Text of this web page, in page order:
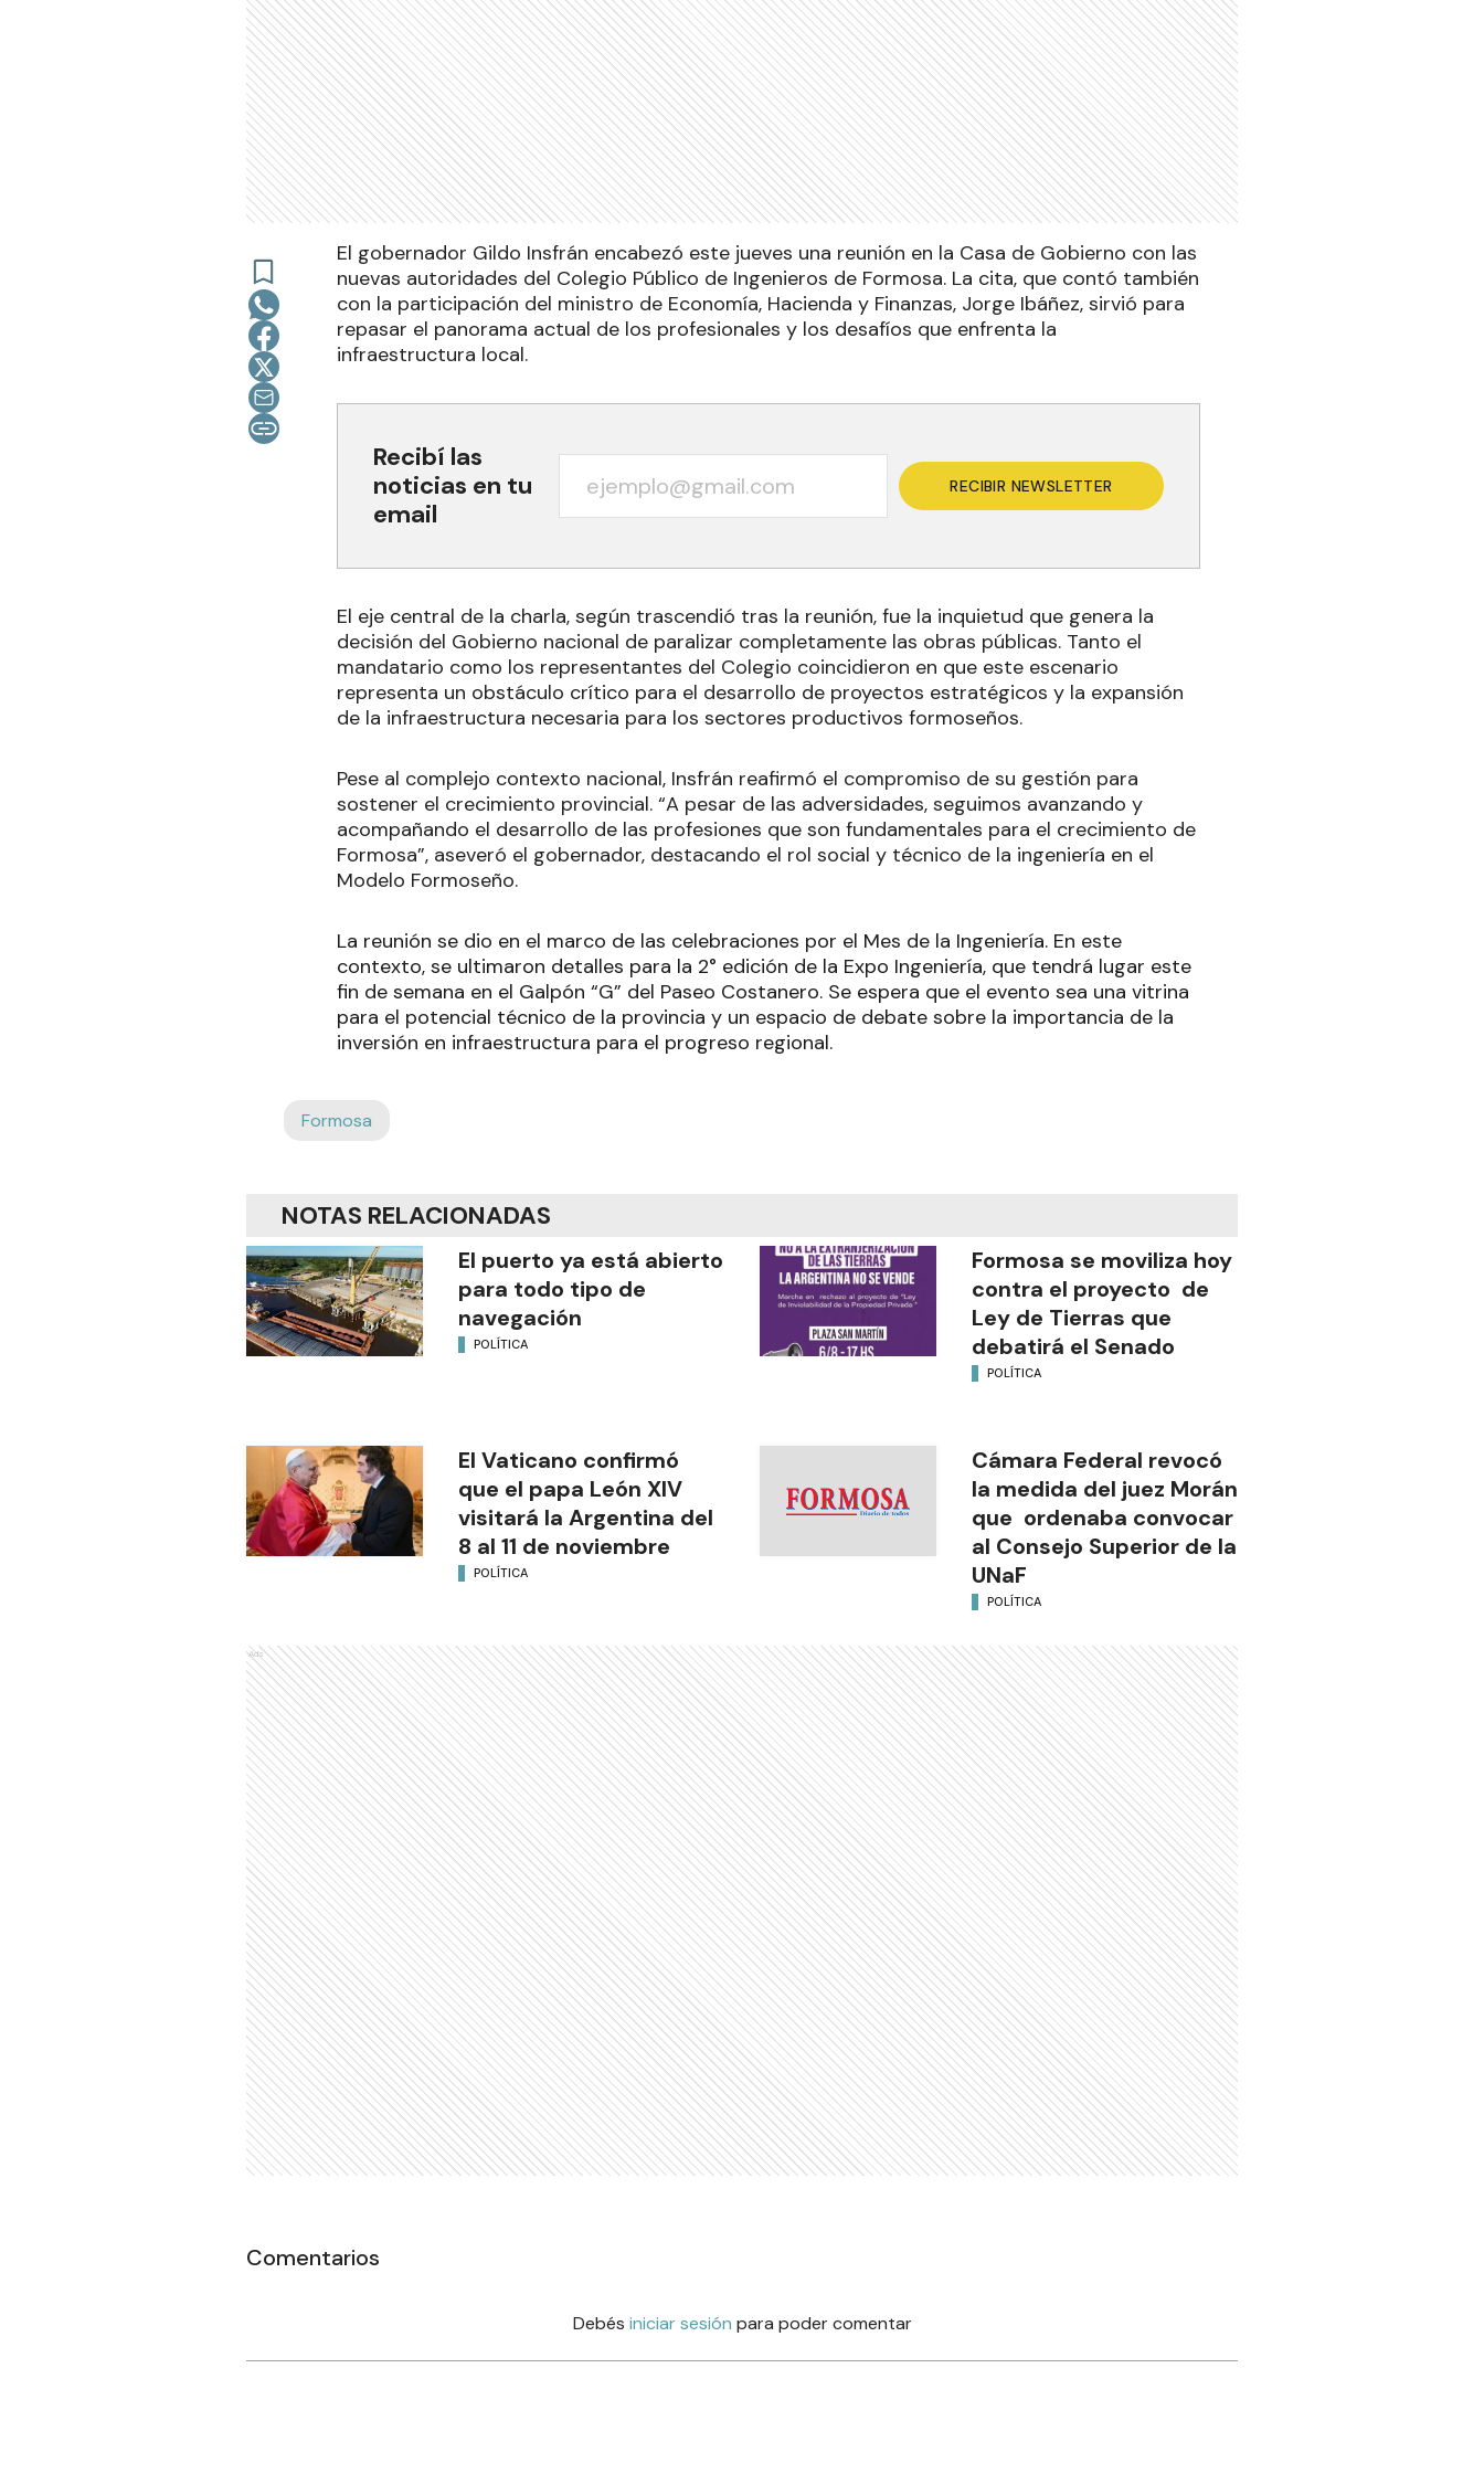
El gobernador Gildo Insfrán encabezó este jueves una reunión en la Casa de Gobierno con las
nuevas autoridades del Colegio Público de Ingenieros de Formosa. La cita, que contó también
con la participación del ministro de Economía, Hacienda y Finanzas, Jorge Ibáñez, sirvió para
repasar el panorama actual de los profesionales y los desafíos que enfrenta la
infraestructura local.
Recibí las
noticias en tu
email
RECIBIR NEWSLETTER
El eje central de la charla, según trascendió tras la reunión, fue la inquietud que genera la
decisión del Gobierno nacional de paralizar completamente las obras públicas. Tanto el
mandatario como los representantes del Colegio coincidieron en que este escenario
representa un obstáculo crítico para el desarrollo de proyectos estratégicos y la expansión
de la infraestructura necesaria para los sectores productivos formoseños.
Pese al complejo contexto nacional, Insfrán reafirmó el compromiso de su gestión para
sostener el crecimiento provincial. “A pesar de las adversidades, seguimos avanzando y
acompañando el desarrollo de las profesiones que son fundamentales para el crecimiento de
Formosa”, aseveró el gobernador, destacando el rol social y técnico de la ingeniería en el
Modelo Formoseño.
La reunión se dio en el marco de las celebraciones por el Mes de la Ingeniería. En este
contexto, se ultimaron detalles para la 2° edición de la Expo Ingeniería, que tendrá lugar este
fin de semana en el Galpón “G” del Paseo Costanero. Se espera que el evento sea una vitrina
para el potencial técnico de la provincia y un espacio de debate sobre la importancia de la
inversión en infraestructura para el progreso regional.
Formosa
NOTAS RELACIONADAS
El puerto ya está abierto
para todo tipo de
navegación
POLÍTICA
Formosa se moviliza hoy
contra el proyecto de
Ley de Tierras que
debatirá el Senado
POLÍTICA
El Vaticano confirmó
que el papa León XIV
visitará la Argentina del
8 al 11 de noviembre
POLÍTICA
Cámara Federal revocó
la medida del juez Morán
que ordenaba convocar
al Consejo Superior de la
UNaF
POLÍTICA
Ads
Comentarios
Debés iniciar sesión para poder comentar